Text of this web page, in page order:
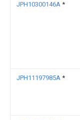
JPH10300146A *
JPH11197985A *